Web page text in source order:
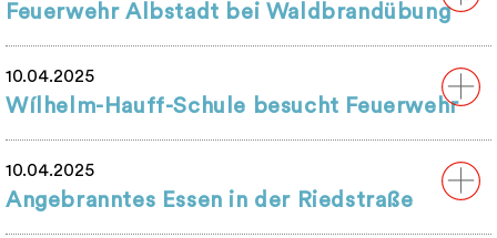
Feuerwehr Albstadt bei Waldbrandübung
10.04.2025
Wílhelm-Hauff-Schule besucht Feuerwehr
10.04.2025
Angebranntes Essen in der Riedstraße